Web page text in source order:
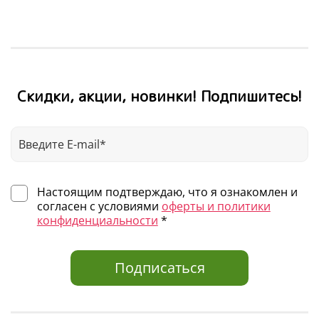
Скидки, акции, новинки! Подпишитесь!
Настоящим подтверждаю, что я ознакомлен и
согласен с условиями оферты и политики
конфиденциальности *
Подписаться